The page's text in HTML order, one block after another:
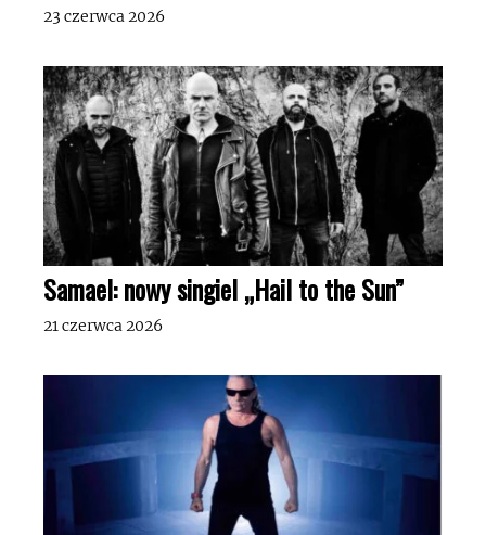
23 czerwca 2026
Samael: nowy singiel „Hail to the Sun”
21 czerwca 2026